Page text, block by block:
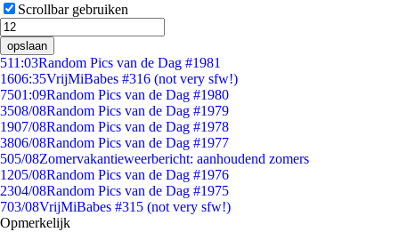
Scrollbar gebruiken
opslaan
511:03Random Pics van de Dag #1981
1606:35VrijMiBabes #316 (not very sfw!)
7501:09Random Pics van de Dag #1980
3508/08Random Pics van de Dag #1979
1907/08Random Pics van de Dag #1978
3806/08Random Pics van de Dag #1977
505/08Zomervakantieweerbericht: aanhoudend zomers
1205/08Random Pics van de Dag #1976
2304/08Random Pics van de Dag #1975
703/08VrijMiBabes #315 (not very sfw!)
Opmerkelijk